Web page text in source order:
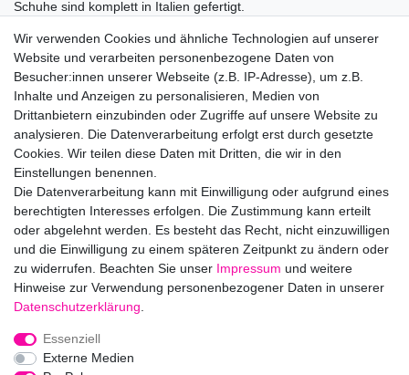
Schuhe sind komplett in Italien gefertigt.
Achtung:
Es kann zu Farbabweichungen bei der Darstellung der
Bilder kommen, je nach verwendeten Gerät oder
Bildschirmeinstellungen.
Hersteller: Zecchino d'Oro Group srl, Via Vespucci 1, 62015
Monte San Giusto, Italia, +39.0733.539046,
zecchinodoro@zecchinodoro.it
EU-Verantwortlicher: Zecchino d'Oro Group srl, Via Vespucci 1,
62015 Monte San Giusto, Italia, zecchinodoro@zecchinodoro.it
Wir verwenden Cookies und ähnliche Technologien auf unserer
Website und verarbeiten personenbezogene Daten von
Besucher:innen unserer Webseite (z.B. IP-Adresse), um z.B.
Inhalte und Anzeigen zu personalisieren, Medien von
Drittanbietern einzubinden oder Zugriffe auf unsere Website zu
analysieren. Die Datenverarbeitung erfolgt erst durch gesetzte
Cookies. Wir teilen diese Daten mit Dritten, die wir in den
Einstellungen benennen.
Die Datenverarbeitung kann mit Einwilligung oder aufgrund eines
berechtigten Interesses erfolgen. Die Zustimmung kann erteilt
oder abgelehnt werden. Es besteht das Recht, nicht einzuwilligen
und die Einwilligung zu einem späteren Zeitpunkt zu ändern oder
zu widerrufen. Beachten Sie unser Impressum und weitere
Hinweise zur Verwendung personenbezogener Daten in unserer
Daten­schutz­erklärung
Essenziell
Externe Medien